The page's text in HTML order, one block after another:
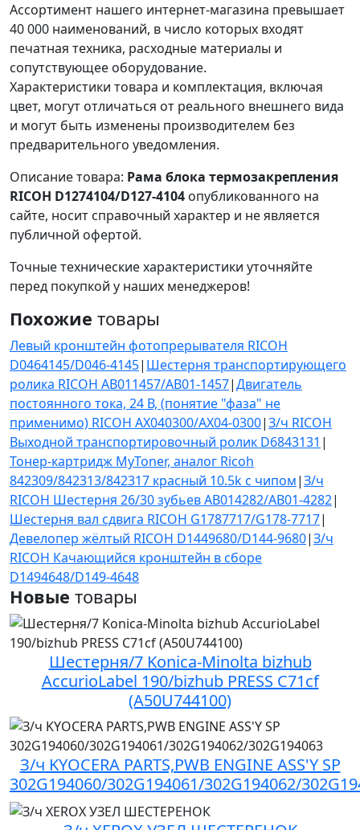
Ассортимент нашего интернет-магазина превышает
40 000 наименований, в число которых входят
печатная техника, расходные материалы и
сопутствующее оборудование.
Характеристики товара и комплектация, включая
цвет, могут отличаться от реального внешнего вида
и могут быть изменены производителем без
предварительного уведомления.
Описание товара: Рама блока термозакрепления
RICOH D1274104/D127-4104 опубликованного на
сайте, носит справочный характер и не является
публичной офертой.
Точные технические характеристики уточняйте
перед покупкой у наших менеджеров!
Похожие товары
Левый кронштейн фотопрерывателя RICOH
D0464145/D046-4145| Шестерня транспортирующего
ролика RICOH AB011457/AB01-1457|Двигатель
постоянного тока, 24 В, (понятие "фаза" не
применимo) RICOH AX040300/AX04-0300|З/ч RICOH
Выходной транспортировочный ролик D6843131 |
Тонер-картридж MyToner, аналог Ricoh
842309/842313/842317 красный 10.5k с чипом|З/ч
RICOH Шестерня 26/30 зубьев AB014282/AB01-4282|
Шестерня вал сдвига RICOH G1787717/G178-7717|
Девелопер жёлтый RICOH D1449680/D144-9680|З/ч
RICOH Качающийся кронштейн в сборе
D1494648/D149-4648
Новые товары
Шестерня/7 Konica-Minolta bizhub
AccurioLabel 190/bizhub PRESS C71cf
(A50U744100)
З/ч KYOCERA PARTS,PWB ENGINE ASS'Y SP
302G194060/302G194061/302G194062/